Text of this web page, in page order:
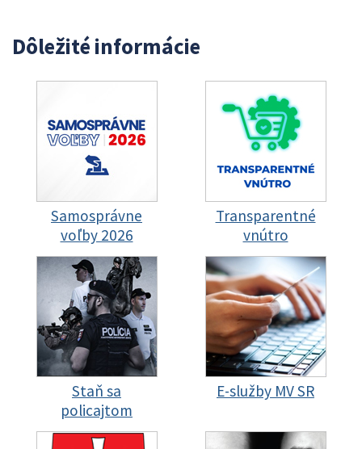
Dôležité informácie
Samosprávne
voľby 2026
Transparentné
vnútro
Staň sa
policajtom
E-služby MV SR